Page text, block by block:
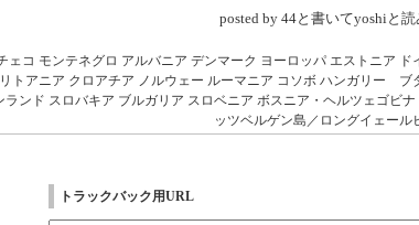
posted by 44と書いてyoshiと
ェコ モンテネグロ アルバニア デンマーク ヨーロッパ エストニア ド
リトアニア クロアチア ノルウェー ルーマニア コソボ ハンガリー ブ
ランド スロバキア ブルガリア スロベニア ボスニア・ヘルツェゴビナ
ッツベルゲン島／ロングイェール
トラックバック用URL